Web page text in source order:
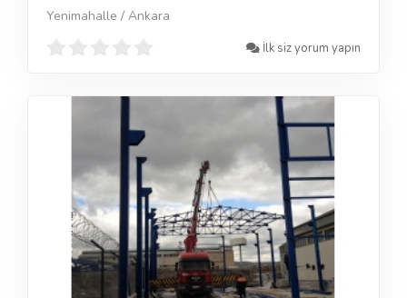
Yenimahalle / Ankara
İlk siz yorum yapın